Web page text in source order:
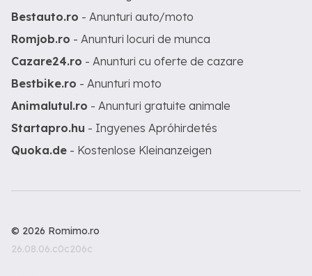
Bestauto.ro - Anunturi auto/moto
Romjob.ro - Anunturi locuri de munca
Cazare24.ro - Anunturi cu oferte de cazare
Bestbike.ro - Anunturi moto
Animalutul.ro - Anunturi gratuite animale
Startapro.hu - Ingyenes Apróhirdetés
Quoka.de - Kostenlose Kleinanzeigen
© 2026 Romimo.ro
26.08.06.c0c206c